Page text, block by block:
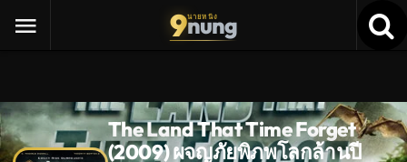
9นายหนัง
nung
The Land That Time Forget
(2009) ผจญภัยพิภพโลกล้านปี